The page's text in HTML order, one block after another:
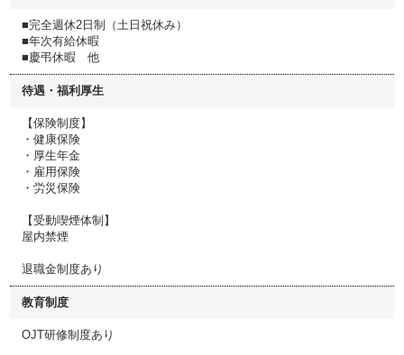
■完全週休2日制（土日祝休み）
■年次有給休暇
■慶弔休暇 他
待遇・福利厚生
【保険制度】
・健康保険
・厚生年金
・雇用保険
・労災保険
【受動喫煙体制】
屋内禁煙
退職金制度あり
教育制度
OJT研修制度あり